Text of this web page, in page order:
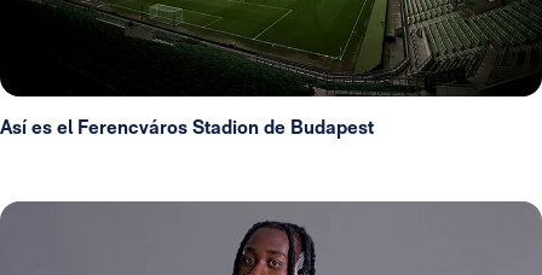
Así es el Ferencváros Stadion de Budapest